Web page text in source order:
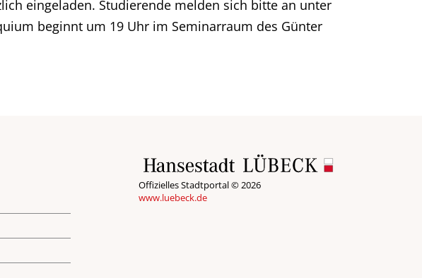
eingeladen. Studierende melden sich bitte an unter
beginnt um 19 Uhr im Seminarraum des Günter
Offizielles Stadtportal © 2026
www.luebeck.de